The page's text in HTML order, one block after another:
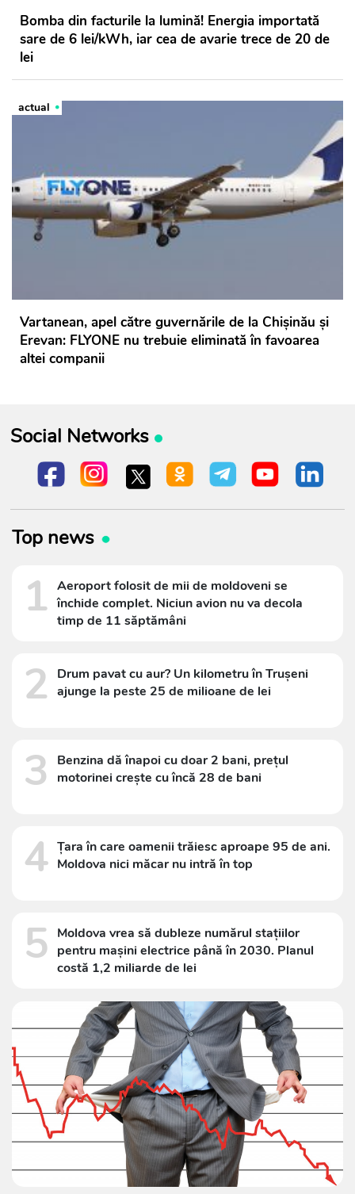
Bomba din facturile la lumină! Energia importată
sare de 6 lei/kWh, iar cea de avarie trece de 20 de
lei
actual
Vartanean, apel către guvernările de la Chișinău și
Erevan: FLYONE nu trebuie eliminată în favoarea
altei companii
Social Networks
Top news
1 Aeroport folosit de mii de moldoveni se
închide complet. Niciun avion nu va decola
timp de 11 săptămâni
2
Drum pavat cu aur? Un kilometru în Trușeni
ajunge la peste 25 de milioane de lei
3
Benzina dă înapoi cu doar 2 bani, prețul
motorinei crește cu încă 28 de bani
4 Țara în care oamenii trăiesc aproape 95 de ani.
Moldova nici măcar nu intră în top
5 Moldova vrea să dubleze numărul stațiilor
pentru mașini electrice până în 2030. Planul
costă 1,2 miliarde de lei